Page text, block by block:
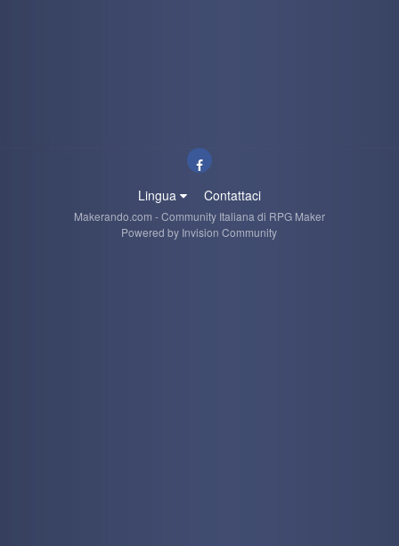
Lingua Contattaci
Makerando.com - Community Italiana di RPG Maker
Powered by Invision Community